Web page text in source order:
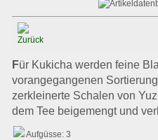
Für Kukicha werden feine
vorangegangenen
zerkleinerte Schalen von
dem Tee beigemengt und
Aufgüsse: 3